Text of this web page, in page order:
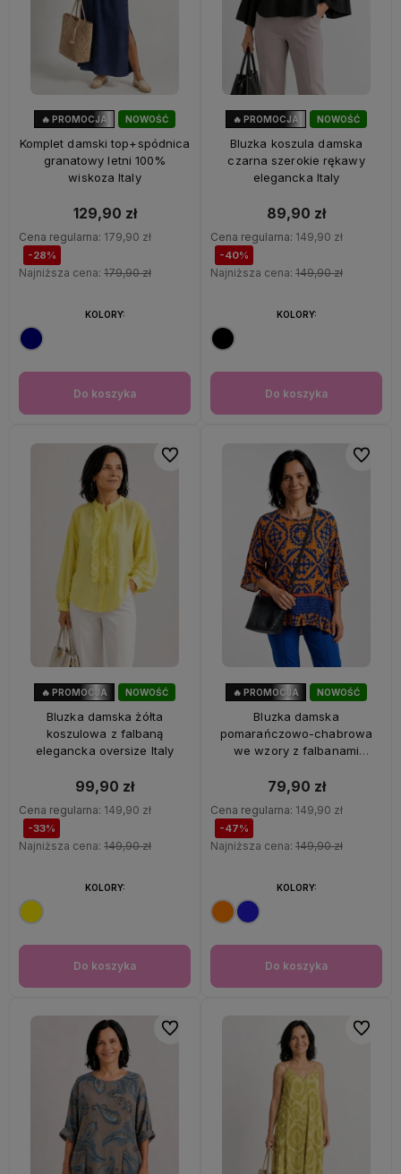
NOWOŚĆ
🔥 PROMOCJA
Komplet damski top+spódnica
granatowy letni 100%
wiskoza Italy
129,90 zł
Cena regularna: 179,90 zł
-28%
Najniższa cena: 179,90 zł
Do koszyka
KOLORY:
NOWOŚĆ
🔥 PROMOCJA
Bluzka koszula damska
czarna szerokie rękawy
elegancka Italy
89,90 zł
Cena regularna: 149,90 zł
-40%
Najniższa cena: 149,90 zł
Do koszyka
KOLORY:
NOWOŚĆ
OKAZJA
🔥 PROMOCJA
Bluzka damska żółta
koszulowa z falbaną
elegancka oversize Italy
99,90 zł
Cena regularna: 149,90 zł
-33%
Najniższa cena: 149,90 zł
Do koszyka
KOLORY:
Do ulubionych
NOWOŚĆ
🔥 PROMOCJA
Bluzka damska
pomarańczowo-chabrowa
we wzory z falbanami
79,90 zł
Cena regularna: 149,90 zł
-47%
Najniższa cena: 149,90 zł
Do koszyka
KOLORY:
Do
Do ulubionych Do